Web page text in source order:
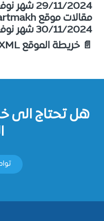
29/11/2024 شهر نوفمبر سنة 2024
30/11/2024 شهر نوفمبر سنة 2024
📄 خريطة الموقع XML لشهر 11 سنة 2024
هل تحتاج الى